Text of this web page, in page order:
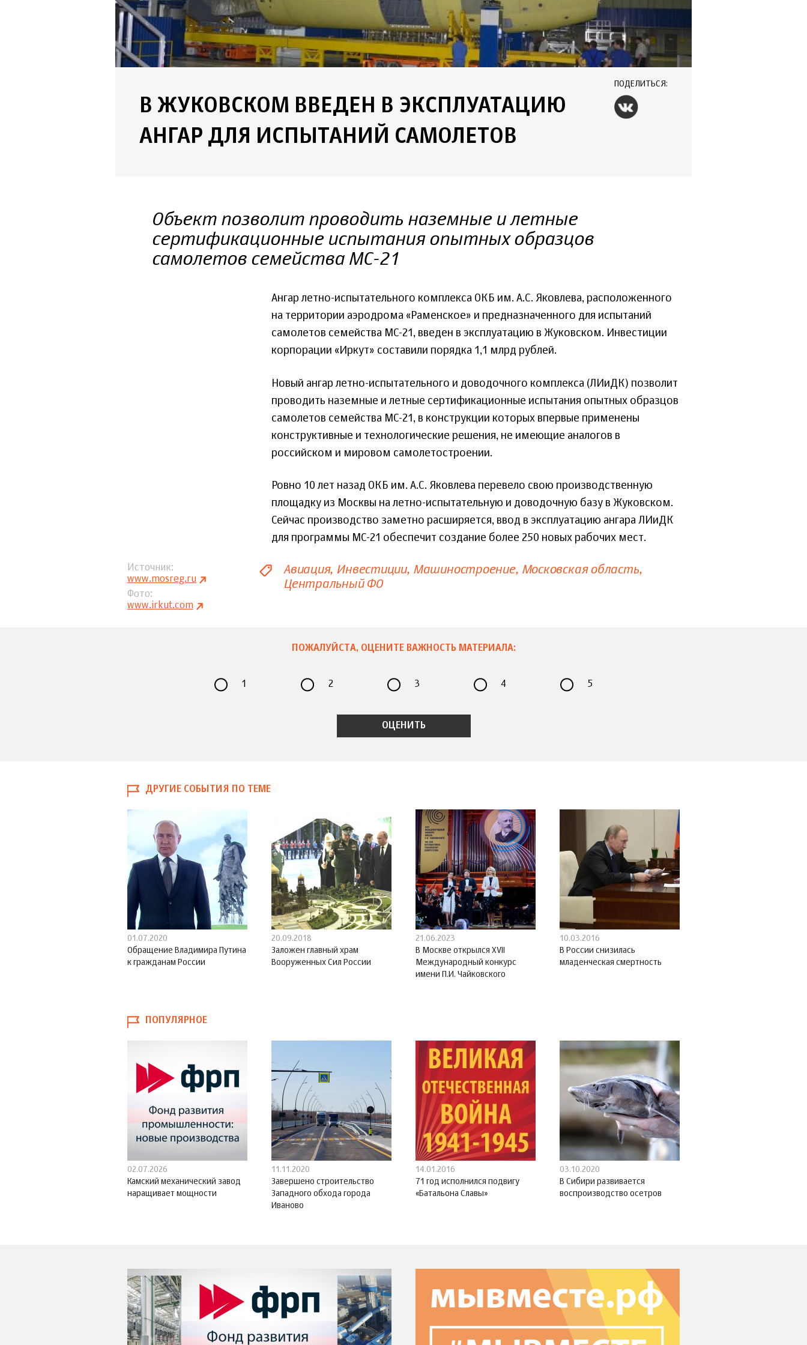
ПОДЕЛИТЬСЯ:
В ЖУКОВСКОМ ВВЕДЕН В ЭКСПЛУАТАЦИЮ
АНГАР ДЛЯ ИСПЫТАНИЙ САМОЛЕТОВ
Объект позволит проводить наземные и летные
сертификационные испытания опытных образцов
самолетов семейства МС-21
Ангар летно-испытательного комплекса ОКБ им. А.С. Яковлева, расположенного
на территории аэродрома «Раменское» и предназначенного для испытаний
самолетов семейства МС-21, введен в эксплуатацию в Жуковском. Инвестиции
корпорации «Иркут» составили порядка 1,1 млрд рублей.
Новый ангар летно-испытательного и доводочного комплекса (ЛИиДК) позволит
проводить наземные и летные сертификационные испытания опытных образцов
самолетов семейства МС-21, в конструкции которых впервые применены
конструктивные и технологические решения, не имеющие аналогов в
российском и мировом самолетостроении.
Ровно 10 лет назад ОКБ им. А.С. Яковлева перевело свою производственную
площадку из Москвы на летно-испытательную и доводочную базу в Жуковском.
Сейчас производство заметно расширяется, ввод в эксплуатацию ангара ЛИиДК
для программы МС-21 обеспечит создание более 250 новых рабочих мест.
Источник
www.mosreg.ru
Фото
www.irkut.com
Авиация Инвестиции Машиностроение Московская область
Центральный ФО
ПОЖАЛУЙСТА, ОЦЕНИТЕ ВАЖНОСТЬ МАТЕРИАЛА:
1 2 3 4 5
ДРУГИЕ СОБЫТИЯ ПО ТЕМЕ
01.07.2020
Обращение Владимира Путина
к гражданам России
20.09.2018
Заложен главный храм
Вооруженных Сил России
21.06.2023
В Москве открылся XVII
Международный конкурс
имени П.И. Чайковского
10.03.2016
В России снизилась
младенческая смертность
ПОПУЛЯРНОЕ
02.07.2026
Камский механический завод
наращивает мощности
11.11.2020
Завершено строительство
Западного обхода города
Иваново
14.01.2016
71 год исполнился подвигу
«Батальона Славы»
03.10.2020
В Сибири развивается
воспроизводство осетров